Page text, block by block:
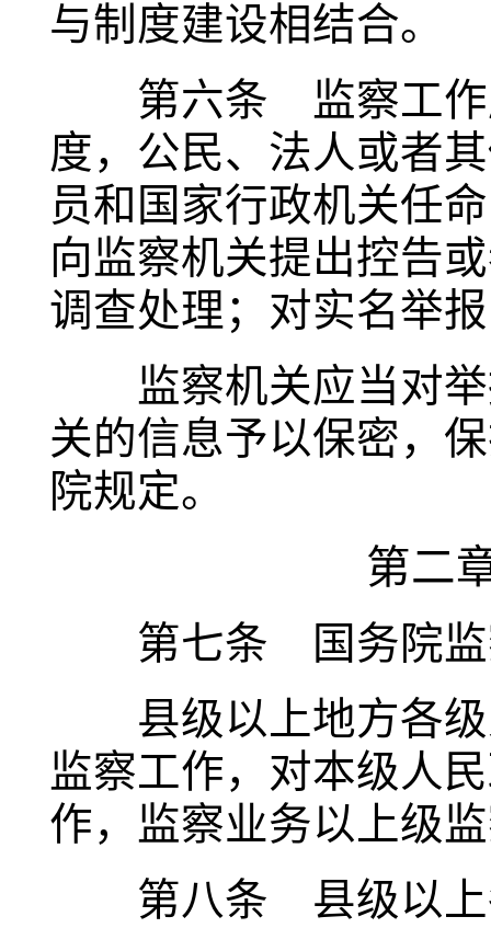
与制度建设相结合。
第六条 监察工作应
度，公民、法人或者
员和国家行政机关任
向监察机关提出控告
调查处理；对实名举
监察机关应当对举
关的信息予以保密，
院规定。
第二
第七条 国务院监
县级以上地方各级
监察工作，对本级人
作，监察业务以上级
第八条 县级以上各